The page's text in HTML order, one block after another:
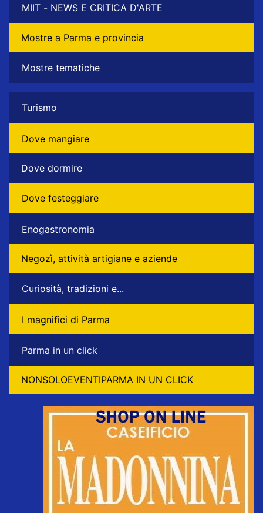
MIIT - NEWS E CRITICA D'ARTE
Mostre a Parma e provincia
Mostre tematiche
Turismo
Dove mangiare
Dove dormire
Dove festeggiare
Enogastronomia
Negozì, attività artigiane e aziende
Curiosità, tradizioni e...
I magnifici di Parma
Parma in un click
NONSOLOEVENTIPARMA IN UN CLICK